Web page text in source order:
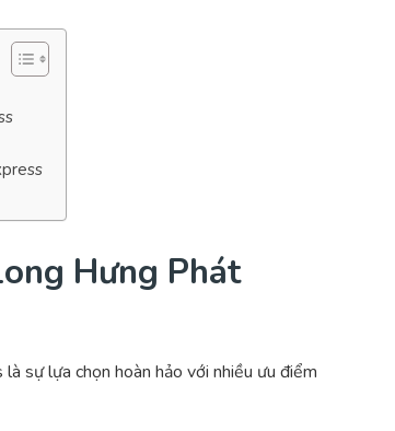
Hưng Phát
sự lựa chọn hoàn hảo với nhiều ưu điểm